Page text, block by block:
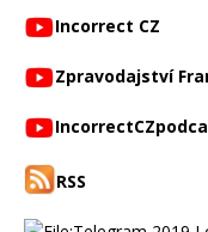
Incorrect CZ
Zpravodajství
RSS